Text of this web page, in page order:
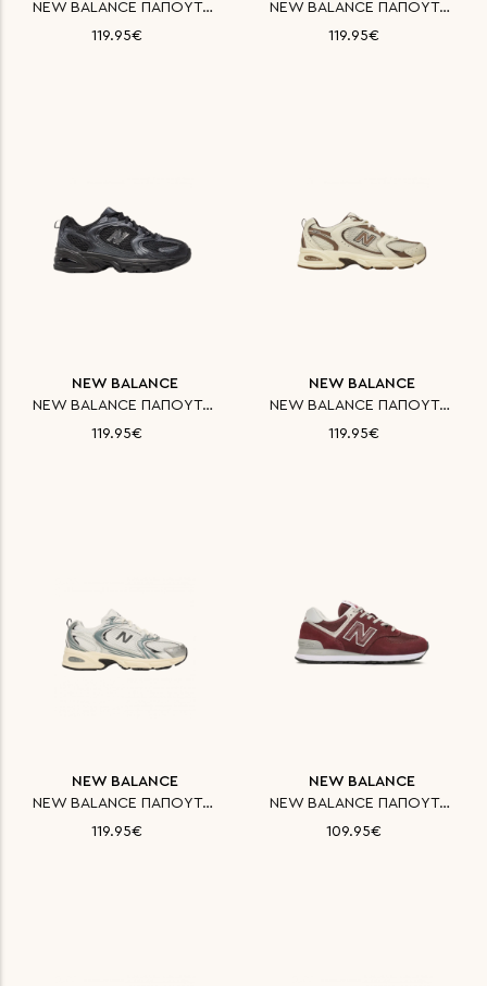
NEW BALANCE ΠΑΠΟΥΤΣΙ CLASSICS
119.95€
NEW BALANCE ΠΑΠΟΥΤΣΙ CLASSICS
119.95€
NEW BALANCE
NEW BALANCE ΠΑΠΟΥΤΣΙ CLASSICS
119.95€
NEW BALANCE
NEW BALANCE ΠΑΠΟΥΤΣΙ CLASSICS
119.95€
NEW BALANCE
NEW BALANCE ΠΑΠΟΥΤΣΙ CLASSICS
119.95€
NEW BALANCE
NEW BALANCE ΠΑΠΟΥΤΣΙ CLASSICS
109.95€